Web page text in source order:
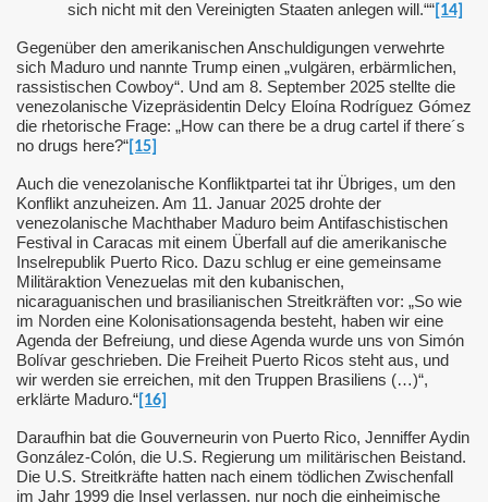
sich nicht mit den Vereinigten Staaten anlegen will.““ [14]
Gegenüber den amerikanischen Anschuldigungen verwehrte
sich Maduro und nannte Trump einen „vulgären, erbärmlichen,
rassistischen Cowboy“. Und am 8. September 2025 stellte die
venezolanische Vizepräsidentin Delcy Eloína Rodríguez Gómez
die rhetorische Frage: „How can there be a drug cartel if there´s
no drugs here?“ [15]
Auch die venezolanische Konfliktpartei tat ihr Übriges, um den
Konflikt anzuheizen. Am 11. Januar 2025 drohte der
venezolanische Machthaber Maduro beim Antifaschistischen
Festival in Caracas mit einem Überfall auf die amerikanische
Inselrepublik Puerto Rico. Dazu schlug er eine gemeinsame
Militäraktion Venezuelas mit den kubanischen,
nicaraguanischen und brasilianischen Streitkräften vor: „So wie
im Norden eine Kolonisationsagenda besteht, haben wir eine
Agenda der Befreiung, und diese Agenda wurde uns von Simón
Bolívar geschrieben. Die Freiheit Puerto Ricos steht aus, und
wir werden sie erreichen, mit den Truppen Brasiliens (…)“,
erklärte Maduro.“ [16]
Daraufhin bat die Gouverneurin von Puerto Rico, Jenniffer Aydin
González-Colón, die U.S. Regierung um militärischen Beistand.
Die U.S. Streitkräfte hatten nach einem tödlichen Zwischenfall
im Jahr 1999 die Insel verlassen, nur noch die einheimische